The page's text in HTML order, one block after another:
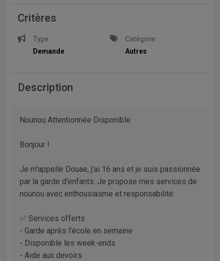
Critères
Type
Demande
Catégorie
Autres
Description
Nounou Attentionnée Disponible
Bonjour !
Je m'appelle Douae, j'ai 16 ans et je suis passionnée
par la garde d'enfants. Je propose mes services de
nounou avec enthousiasme et responsabilité.
✅ Services offerts
- Garde après l'école en semaine
- Disponible les week-ends
- Aide aux devoirs